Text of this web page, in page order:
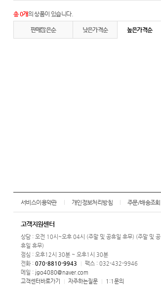
총 0개의 상품이 있습니다.
판매많은순 낮은가격순 높은가격순
서비스이용약관 개인정보처리방침 주문/배송조회
고객지원센터
상담 : 오전 10시~오후 04시 (주말 및 공휴일 휴무) (주말 및 공
휴일 휴무)
점심 : 오후12시 30분 ~ 오후1시 30분
전화 : 070-8810-9943
팩스 : 032-432-9946
메일 : jgo4080@naver.com
고객센터바로가기
자주하는질문 1:1문의